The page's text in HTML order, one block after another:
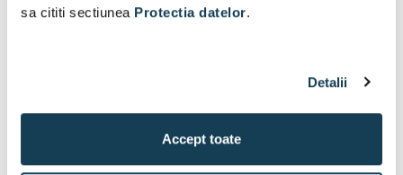
sa cititi sectiunea Protectia datelor.
Detalii
Accept toate
aferente transportului, precum si costul de diagnosticare a